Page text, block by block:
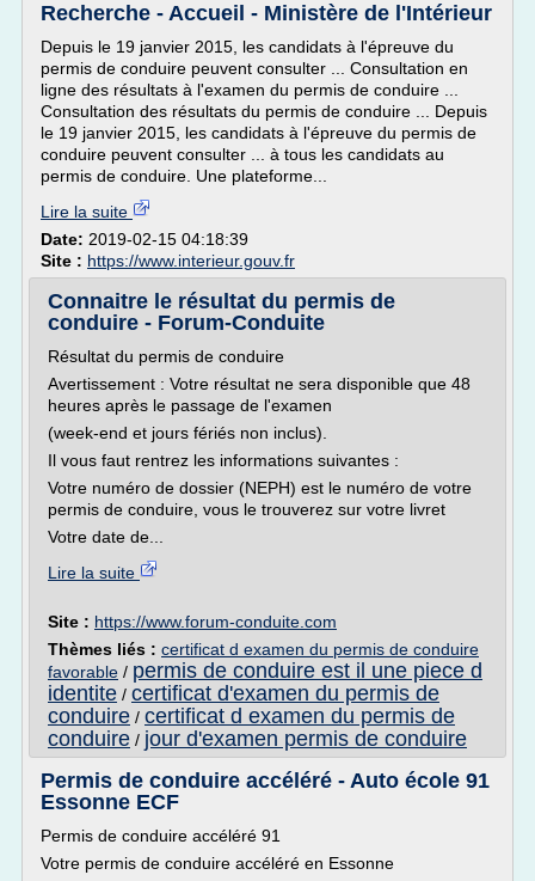
Recherche - Accueil - Ministère de l'Intérieur
Depuis le 19 janvier 2015, les candidats à l'épreuve du
permis de conduire peuvent consulter ... Consultation en
ligne des résultats à l'examen du permis de conduire ...
Consultation des résultats du permis de conduire ... Depuis
le 19 janvier 2015, les candidats à l'épreuve du permis de
conduire peuvent consulter ... à tous les candidats au
permis de conduire. Une plateforme...
Lire la suite
Date: 2019-02-15 04:18:39
Site : https://www.interieur.gouv.fr
Connaitre le résultat du permis de
conduire - Forum-Conduite
Résultat du permis de conduire
Avertissement : Votre résultat ne sera disponible que 48
heures après le passage de l'examen
(week-end et jours fériés non inclus).
Il vous faut rentrez les informations suivantes :
Votre numéro de dossier (NEPH) est le numéro de votre
permis de conduire, vous le trouverez sur votre livret
Votre date de...
Lire la suite
Site : https://www.forum-conduite.com
Thèmes liés : certificat d examen du permis de conduire
favorable / permis de conduire est il une piece d
identite / certificat d'examen du permis de
conduire / certificat d examen du permis de
conduire / jour d'examen permis de conduire
Permis de conduire accéléré - Auto école 91
Essonne ECF
Permis de conduire accéléré 91
Votre permis de conduire accéléré en Essonne